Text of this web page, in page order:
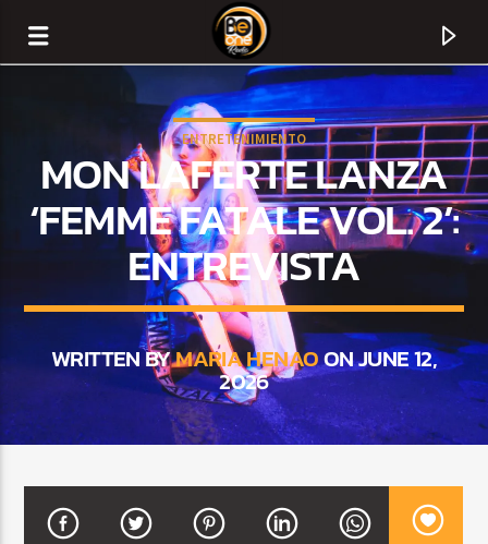
TITLE
ENTRETENIMIENTO
MON LAFERTE LANZA
‘FEMME FATALE VOL. 2’:
ENTREVISTA
WRITTEN BYMARIA HENAOON JUNE 12,
2026